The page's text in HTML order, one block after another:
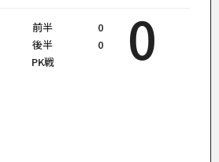
前半
0
後半
0
PK戦
0